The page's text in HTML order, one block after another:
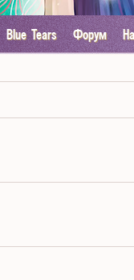
Blue Tears Форум